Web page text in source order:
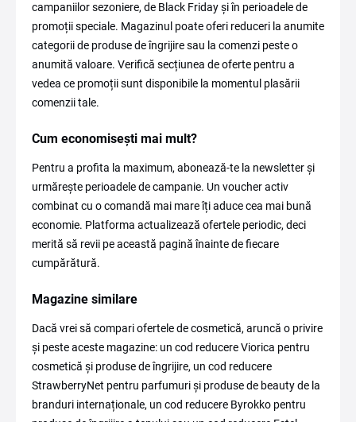
campaniilor sezoniere, de Black Friday și în perioadele de
promoții speciale. Magazinul poate oferi reduceri la anumite
categorii de produse de îngrijire sau la comenzi peste o
anumită valoare. Verifică secțiunea de oferte pentru a
vedea ce promoții sunt disponibile la momentul plasării
comenzii tale.
Cum economisești mai mult?
Pentru a profita la maximum, abonează-te la newsletter și
urmărește perioadele de campanie. Un voucher activ
combinat cu o comandă mai mare îți aduce cea mai bună
economie. Platforma actualizează ofertele periodic, deci
merită să revii pe această pagină înainte de fiecare
cumpărătură.
Magazine similare
Dacă vrei să compari ofertele de cosmetică, aruncă o privire
și peste aceste magazine: un cod reducere Viorica pentru
cosmetică și produse de îngrijire, un cod reducere
StrawberryNet pentru parfumuri și produse de beauty de la
branduri internaționale, un cod reducere Byrokko pentru